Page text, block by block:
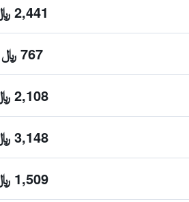
2,441 ﷼
767 ﷼
2,108 ﷼
3,148 ﷼
1,509 ﷼